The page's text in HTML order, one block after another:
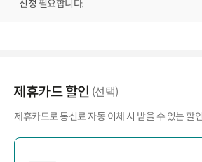
신청 필요합니다.
제휴카드 할인 (선택)
제휴카드로 통신료 자동 이체 시 받을 수 있는 할